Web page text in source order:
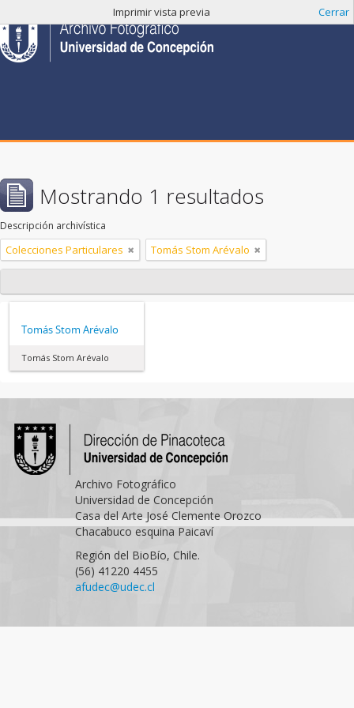
Imprimir vista previa Cerrar
Mostrando 1 resultados
Descripción archivística
Colecciones Particulares Tomás Stom Arévalo
Tomás Stom Arévalo
Tomás Stom Arévalo
Archivo Fotográfico
Universidad de Concepción
Casa del Arte José Clemente Orozco
Chacabuco esquina Paicaví
Región del BioBío, Chile.
(56) 41220 4455
afudec@udec.cl